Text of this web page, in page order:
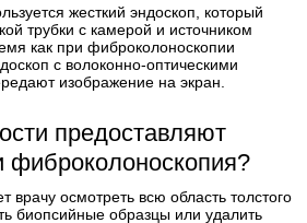
жесткий эндоскоп, который
трубки с камерой и источником
как при фиброколоноскопии
с волоконно-оптическими
изображение на экран.
предоставляют
фиброколоноскопия?
врачу осмотреть всю область толстого
биопсийные образцы или удалить